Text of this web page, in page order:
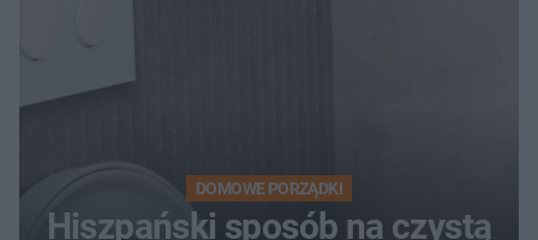
DOMOWE PORZĄDKI
Hiszpański sposób na czystą